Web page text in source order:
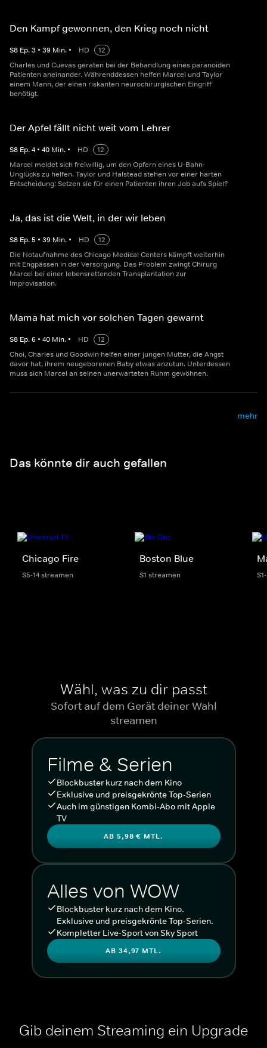
Den Kampf gewonnen, den Krieg noch nicht
S8 Ep.3 • 39 Min. • HD
12
Charles und Cuevas geraten bei der Behandlung eines paranoiden
Patienten aneinander. Währenddessen helfen Marcel und Taylor
einem Mann, der einen riskanten neurochirurgischen Eingriff
benötigt.
Der Apfel fällt nicht weit vom Lehrer
S8 Ep.4 • 40 Min. • HD
12
Marcel meldet sich freiwillig, um den Opfern eines U-Bahn-
Unglücks zu helfen. Taylor und Halstead stehen vor einer harten
Entscheidung: Setzen sie für einen Patienten ihren Job aufs Spiel?
Ja, das ist die Welt, in der wir leben
S8 Ep.5 • 39 Min. • HD
12
Die Notaufnahme des Chicago Medical Centers kämpft weiterhin
mit Engpässen in der Versorgung. Das Problem zwingt Chirurg
Marcel bei einer lebensrettenden Transplantation zur
Improvisation.
Mama hat mich vor solchen Tagen gewarnt
S8 Ep.6 • 40 Min. • HD
12
Choi, Charles und Goodwin helfen einer jungen Mutter, die Angst
davor hat, ihrem neugeborenen Baby etwas anzutun. Unterdessen
muss sich Marcel an seinen unerwarteten Ruhm gewöhnen.
mehr
Das könnte dir auch gefallen
Chicago Fire
S5-14 streamen
Boston Blue
S1 streamen
Wähl, was zu dir passt
Sofort auf dem Gerät deiner Wahl
streamen
Filme & Serien
Blockbuster kurz nach dem Kino
Exklusive und preisgekrönte Top-Serien
Auch im günstigen Kombi-Abo mit Apple
TV
AB 5,98 € MTL.
Alles von WOW
Blockbuster kurz nach dem Kino.
Exklusive und preisgekrönte Top-Serien.
Kompletter Live-Sport von Sky Sport
AB 34,97 MTL.
Gib deinem Streaming ein Upgrade